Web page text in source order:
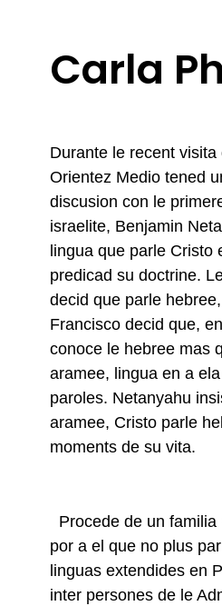
Carla
Durante le recent visita
Orientez Medio tened
discusion con le
israelite, Benjamin
lingua que parle Cristo
predicad su doctrine.
decid que parle
Francisco decid que,
conoce le hebree mas
aramee, lingua en a
paroles. Netanyahu
aramee, Cristo parle
moments de su vita.
Procede de un
por a el que no plus
linguas extendides en
inter persones de le